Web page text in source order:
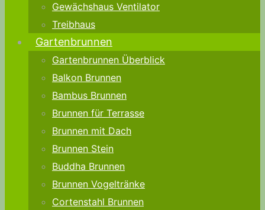
Gewächshaus Ventilator
Treibhaus
Gartenbrunnen
Gartenbrunnen Überblick
Balkon Brunnen
Bambus Brunnen
Brunnen für Terrasse
Brunnen mit Dach
Brunnen Stein
Buddha Brunnen
Brunnen Vogeltränke
Cortenstahl Brunnen